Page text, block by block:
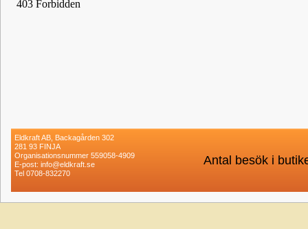
Eldkraft AB, Backagården 302
281 93 FINJA
Organisationsnummer 559058-4909
E-post: info@eldkraft.se
Tel 0708-832270
Antal besök i